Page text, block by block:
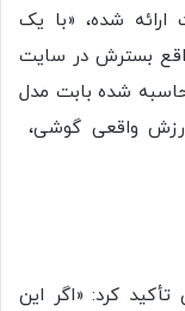
شده، «با یک
بسترش در سایت
شده بابت مدل
واقعی گوشی،
کرد: «اگر این